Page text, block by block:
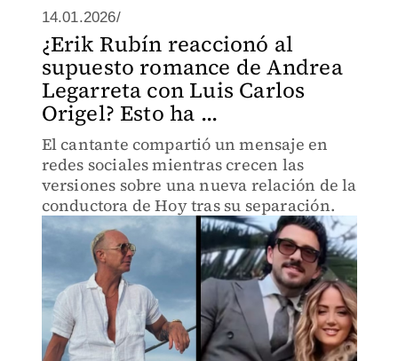
14.01.2026/
¿Erik Rubín reaccionó al
supuesto romance de Andrea
Legarreta con Luis Carlos
Origel? Esto ha ...
El cantante compartió un mensaje en
redes sociales mientras crecen las
versiones sobre una nueva relación de la
conductora de Hoy tras su separación.